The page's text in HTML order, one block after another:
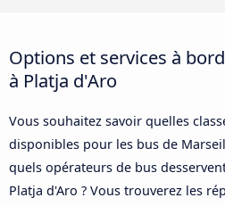
Options et services à
à Platja d'Aro
Vous souhaitez savoir quelles
disponibles pour les bus de
quels opérateurs de bus
Platja d'Aro ? Vous trouverez les